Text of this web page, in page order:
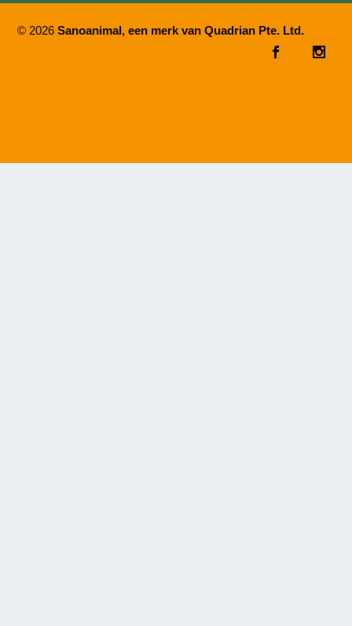
© 2026Sanoanimal, een merk van Quadrian Pte. Ltd.